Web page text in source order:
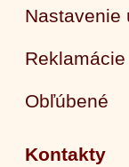
Nastavenie
Reklamácie
Obľúbené
Kontakty